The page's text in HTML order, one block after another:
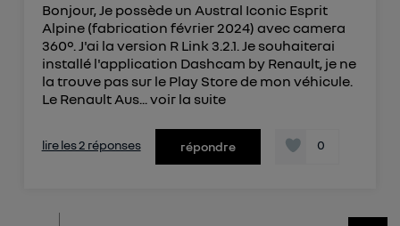
Bonjour, Je possède un Austral Iconic Esprit
Alpine (fabrication février 2024) avec camera
360°. J'ai la version R Link 3.2.1. Je souhaiterai
installé l'application Dashcam by Renault, je ne
la trouve pas sur le Play Store de mon véhicule.
Le Renault Aus...voir la suite
lire les 2 réponses répondre 0